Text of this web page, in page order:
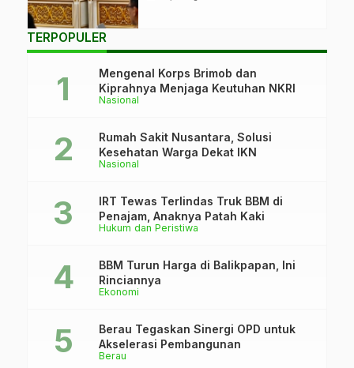
TERPOPULER
Nasional
Mengenal Korps Brimob dan
Kiprahnya Menjaga Keutuhan NKRI
Nasional
Rumah Sakit Nusantara, Solusi
Kesehatan Warga Dekat IKN
Hukum dan Peristiwa
IRT Tewas Terlindas Truk BBM di
Penajam, Anaknya Patah Kaki
Ekonomi
BBM Turun Harga di Balikpapan, Ini
Rinciannya
Berau
Berau Tegaskan Sinergi OPD untuk
Akselerasi Pembangunan